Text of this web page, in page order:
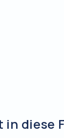
in diese